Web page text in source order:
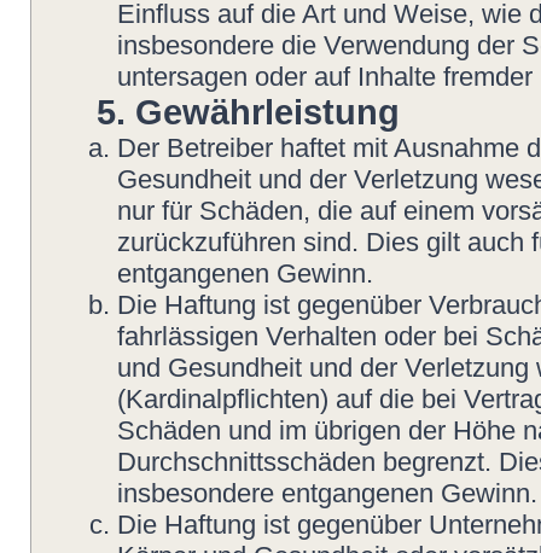
Einfluss auf die Art und Weise, wie
insbesondere die Verwendung der
untersagen oder auf Inhalte
5. Gewährleistung
Der Betreiber haftet mit Ausnahme
Gesundheit und der Verletzung
nur für Schäden, die auf einem
zurückzuführen sind. Dies gilt auch
entgangenen Gewinn.
Die Haftung ist gegenüber
fahrlässigen Verhalten oder bei
und Gesundheit und der
(Kardinalpflichten) auf die bei
Schäden und im übrigen der Höhe
Durchschnittsschäden begrenzt.
insbesondere entgangenen Gewinn.
Die Haftung ist gegenüber